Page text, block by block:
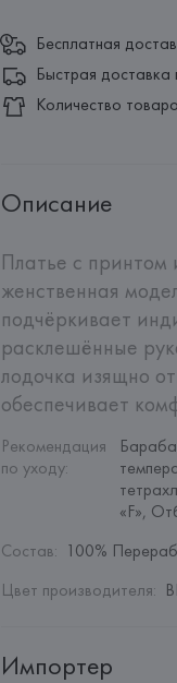
Бесплатная
Быстрая
Количество
Описание
Платье с
женственная
подчёркивает
расклешённые
лодочка изящно
обеспечивает
Рекомендация
по уходу:
«F»,
Состав: 100%
Цвет производителя:
Импортер